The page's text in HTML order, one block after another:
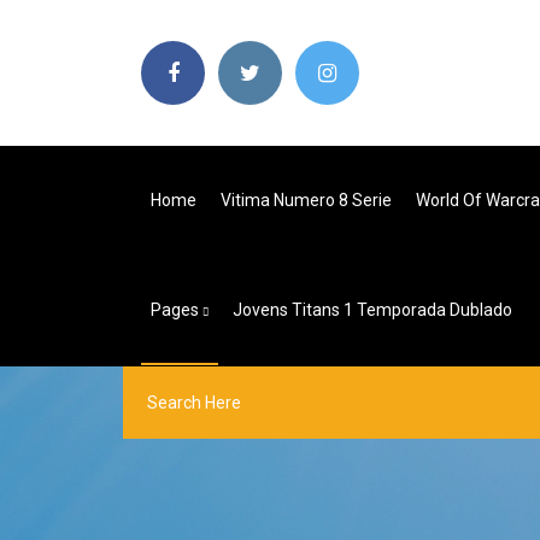
Home Vitima Numero 8 Serie World Of
Pages Jovens Titans 1 Temporada Dublado